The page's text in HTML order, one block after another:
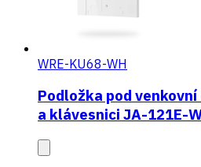
WRE-KU68-WH
Podložka pod
a klávesnici JA-121E-